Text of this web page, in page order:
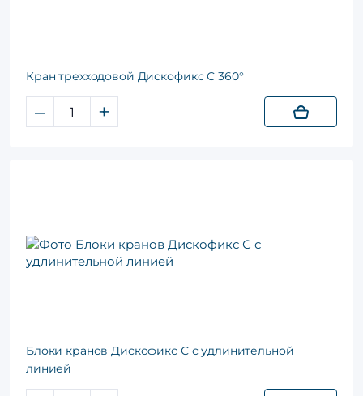
Кран трехходовой Дискофикс С 360°
– +
Блоки кранов Дискофикс С с удлинительной
линией